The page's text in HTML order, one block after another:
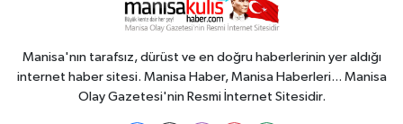
Manisa'nın tarafsız, dürüst ve en doğru haberlerinin yer aldığı
internet haber sitesi. Manisa Haber, Manisa Haberleri... Manisa
Olay Gazetesi'nin Resmi İnternet Sitesidir.